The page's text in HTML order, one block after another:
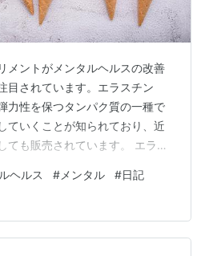
メントがメンタルヘルスの改善
目されています。エラスチン
力性を保つタンパク質の一種で
ていくことが知られており、近
ても販売されています。 エラス
ルスに良いとされる理由は、以
軽減効果 エラスチンには、スト
チゾールの分泌を抑制する効果
また、エラスチンには、神経を
ヘルス #メンタル #日記